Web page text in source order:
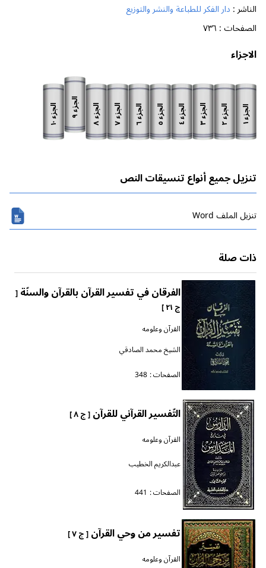
الناشر : دار الفكر للطباعة والنشر والتوزيع
الصفحات : ٧٣٦
الاجزاء
الجزء
١
الجزء
٢
الجزء
٣
الجزء
٤
الجزء
٥
الجزء
٦
الجزء
٧
الجزء
٨
الجزء
٩ الجزء
١٠
تنزيل جميع أنواع تنسيقات النص
تنزیل الملف Word
ذات صلة
الفرقان في تفسير القرآن بالقرآن والسنّة[
ج ٢١ ]
القرآن وعلومه
الشيخ محمد الصادقي
الصفحات : 348
التّفسير القرآني للقرآن[ ج ٨ ]
القرآن وعلومه
عبدالكريم الخطيب
الصفحات : 441
تفسير من وحي القرآن[ ج ٧ ]
القرآن وعلومه